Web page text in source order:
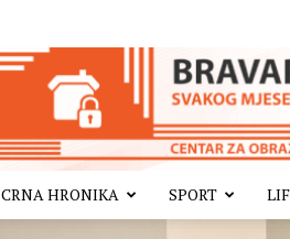
CRNA HRONIKA SPORT